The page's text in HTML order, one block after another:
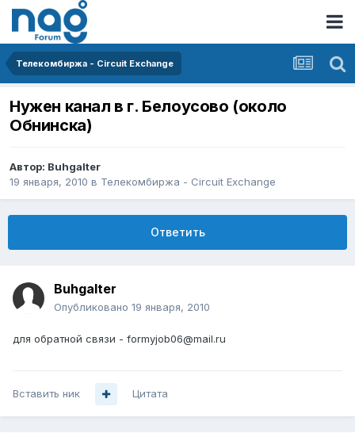
Телекомбиржа - Circuit Exchange
Нужен канал в г. Белоусово (около
Обнинска)
Автор: Buhgalter
19 января, 2010 в Телекомбиржа - Circuit Exchange
Ответить
Buhgalter
Опубликовано 19 января, 2010
для обратной связи - formyjob06@mail.ru
Вставить ник Цитата